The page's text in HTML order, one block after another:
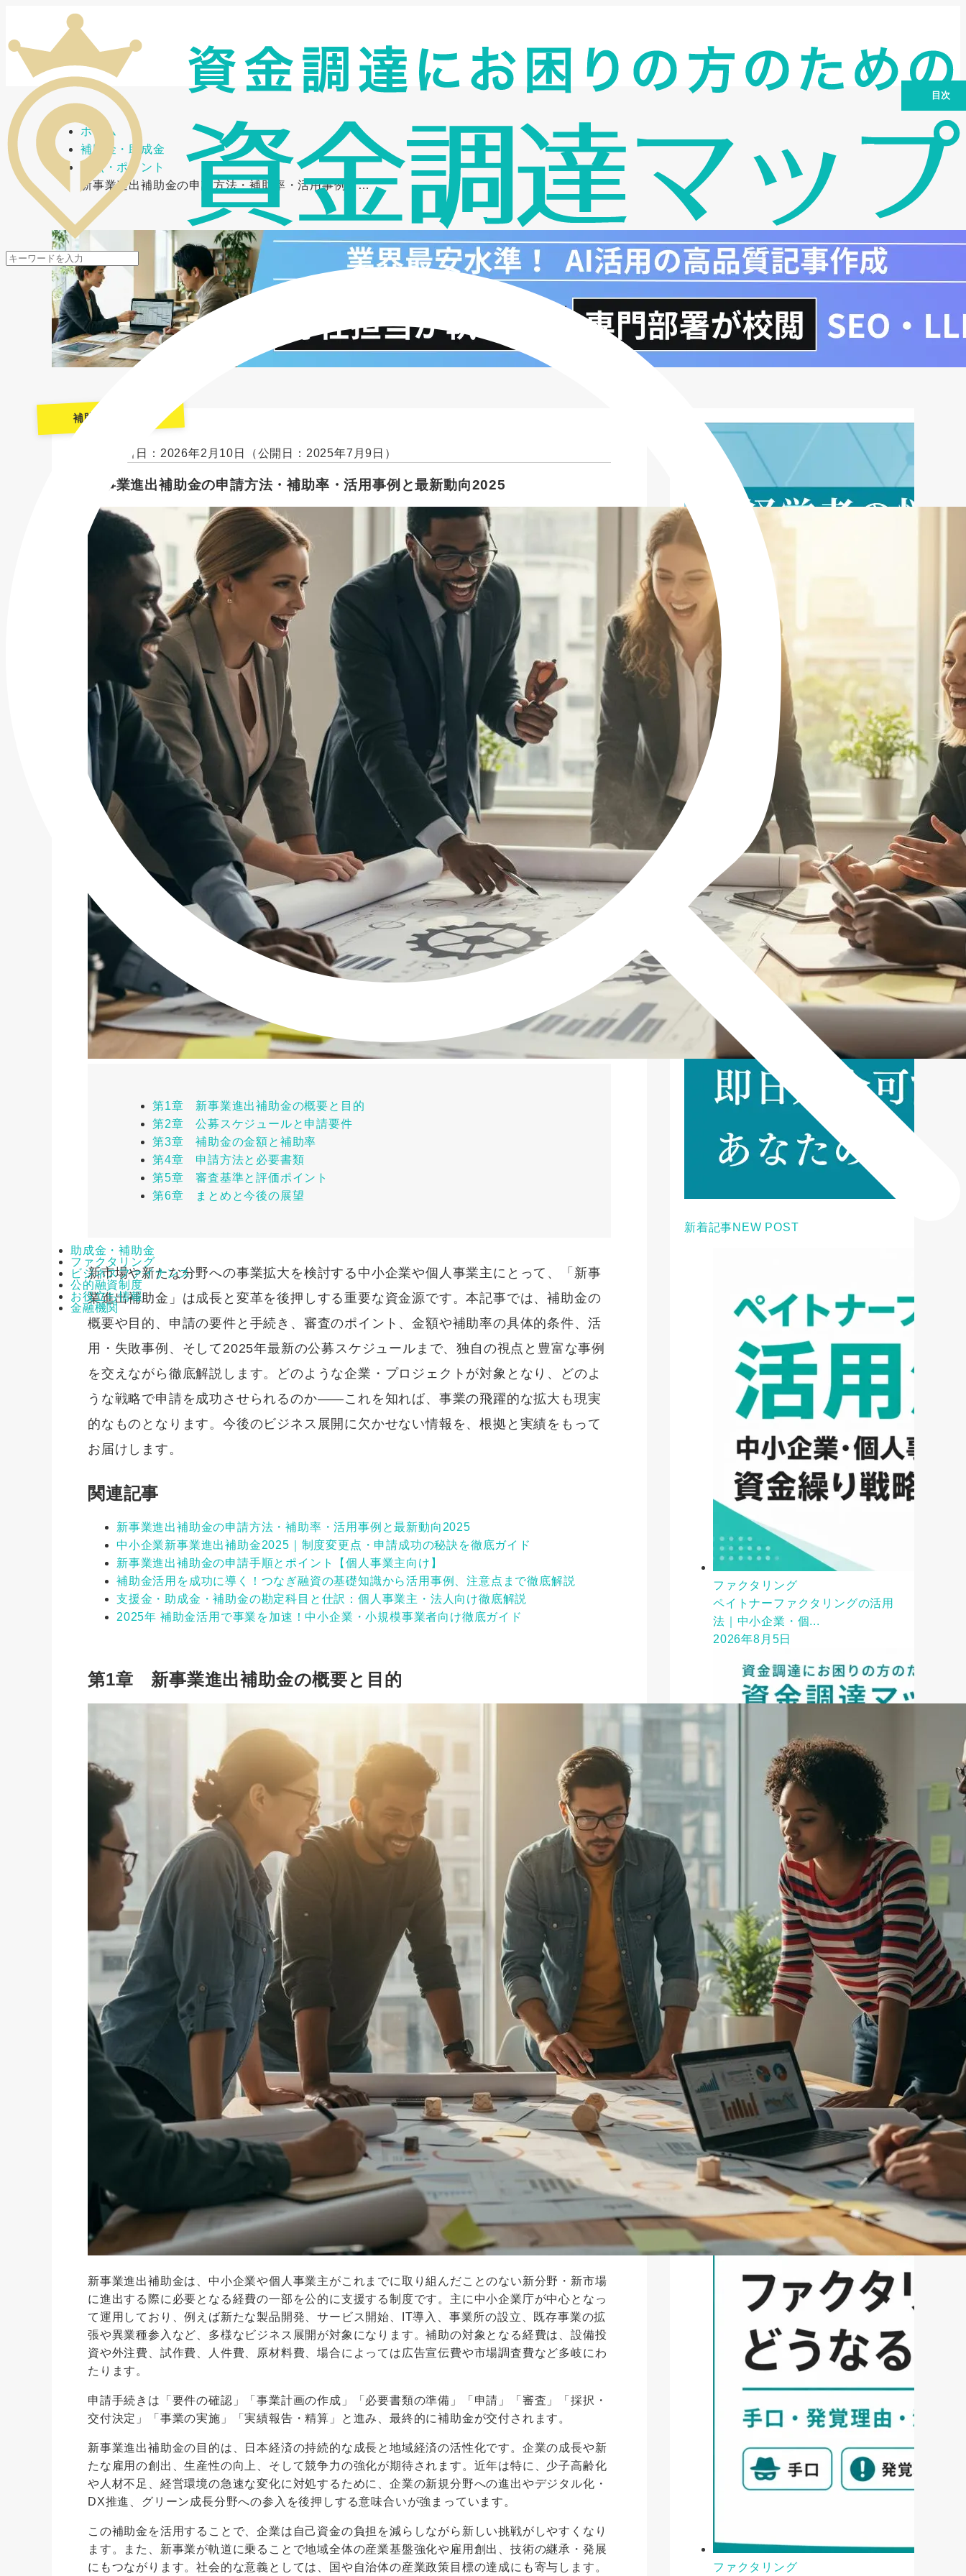
メニューを開閉
助成金・補助金
ファクタリング
ビジネスファイナンス
公的融資制度
お役立ち情報
金融機関
ホーム
補助金・助成金
要点・ポイント
新事業進出補助金の申請方法・補助率・活用事例と…
補助金・助成金
最終更新日：2026年2月10日 （公開日：2025年7月9日）
新事業進出補助金の申請方法・補助率・活用事例と最新動向2025
第1章 新事業進出補助金の概要と目的
第2章 公募スケジュールと申請要件
第3章 補助金の金額と補助率
第4章 申請方法と必要書類
第5章 審査基準と評価ポイント
第6章 まとめと今後の展望
新市場や新たな分野への事業拡大を検討する中小企業や個人事業主にとって、「新事
業進出補助金」は成長と変革を後押しする重要な資金源です。本記事では、補助金の
概要や目的、申請の要件と手続き、審査のポイント、金額や補助率の具体的条件、活
用・失敗事例、そして2025年最新の公募スケジュールまで、独自の視点と豊富な事例
を交えながら徹底解説します。どのような企業・プロジェクトが対象となり、どのよ
うな戦略で申請を成功させられるのか――これを知れば、事業の飛躍的な拡大も現実
的なものとなります。今後のビジネス展開に欠かせない情報を、根拠と実績をもって
お届けします。
関連記事
新事業進出補助金の申請方法・補助率・活用事例と最新動向2025
中小企業新事業進出補助金2025｜制度変更点・申請成功の秘訣を徹底ガイド
新事業進出補助金の申請手順とポイント【個人事業主向け】
補助金活用を成功に導く！つなぎ融資の基礎知識から活用事例、注意点まで徹底解説
支援金・助成金・補助金の勘定科目と仕訳：個人事業主・法人向け徹底解説
2025年 補助金活用で事業を加速！中小企業・小規模事業者向け徹底ガイド
第1章 新事業進出補助金の概要と目的
新事業進出補助金は、中小企業や個人事業主がこれまでに取り組んだことのない新分野・新市場
に進出する際に必要となる経費の一部を公的に支援する制度です。主に中小企業庁が中心となっ
て運用しており、例えば新たな製品開発、サービス開始、IT導入、事業所の設立、既存事業の拡
張や異業種参入など、多様なビジネス展開が対象になります。補助の対象となる経費は、設備投
資や外注費、試作費、人件費、原材料費、場合によっては広告宣伝費や市場調査費など多岐にわ
たります。
申請手続きは「要件の確認」「事業計画の作成」「必要書類の準備」「申請」「審査」「採択・
交付決定」「事業の実施」「実績報告・精算」と進み、最終的に補助金が交付されます。
新事業進出補助金の目的は、日本経済の持続的な成長と地域経済の活性化です。企業の成長や新
たな雇用の創出、生産性の向上、そして競争力の強化が期待されます。近年は特に、少子高齢化
や人材不足、経営環境の急速な変化に対処するために、企業の新規分野への進出やデジタル化・
DX推進、グリーン成長分野への参入を後押しする意味合いが強まっています。
この補助金を活用することで、企業は自己資金の負担を減らしながら新しい挑戦がしやすくなり
ます。また、新事業が軌道に乗ることで地域全体の産業基盤強化や雇用創出、技術の継承・発展
にもつながります。社会的な意義としては、国や自治体の産業政策目標の達成にも寄与します。
新着記事NEW POST
ファクタリング
ペイトナーファクタリングの活用
法｜中小企業・個...
2026年8月5日
ファクタリング
ファクタリング業者の選び方｜手
数料・審査・即日...
2026年8月3日
ファクタリング
目次
第2章 公募スケジュールと申請要件
第3章 補助金の金額と補助率
第4章 申請方法と必要書類
第5章 審査基準と評価ポイント
第6章 まとめと今後の展望